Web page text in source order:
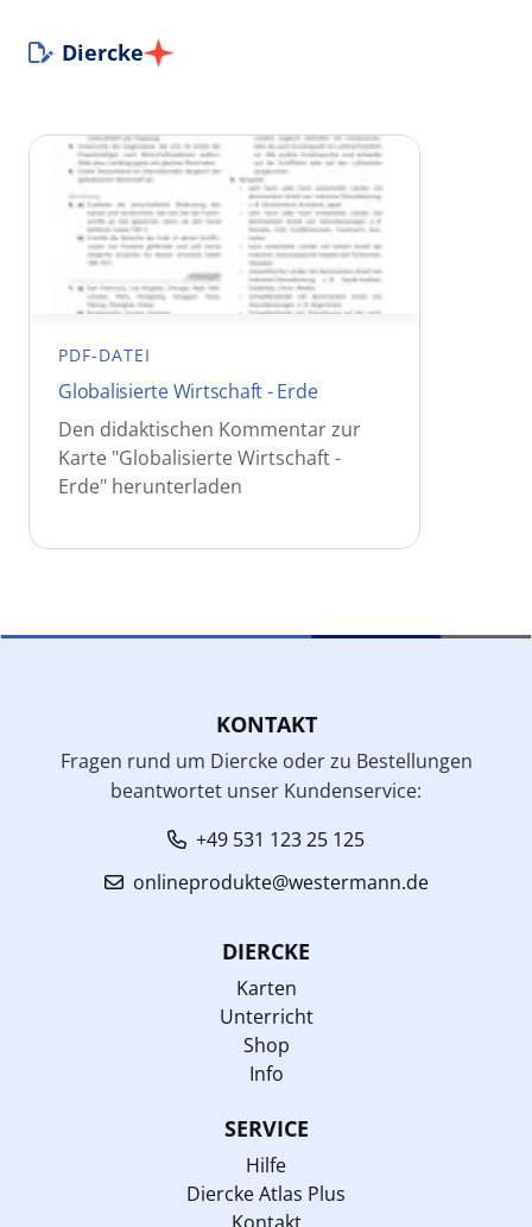
Diercke
PDF-DATEI
Globalisierte Wirtschaft - Erde
Den didaktischen Kommentar zur
Karte "Globalisierte Wirtschaft -
Erde" herunterladen
KONTAKT
Fragen rund um Diercke oder zu Bestellungen
beantwortet unser Kundenservice:
+49 531 123 25 125
onlineprodukte@westermann.de
DIERCKE
Karten
Unterricht
Shop
Info
SERVICE
Hilfe
Diercke Atlas Plus